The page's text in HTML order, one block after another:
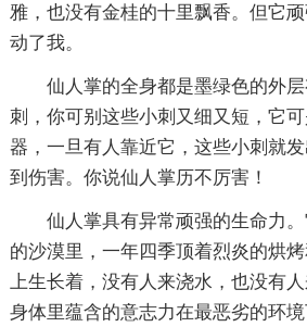
雅，也没有金桂的十里飘香。但它
动了我。
仙人掌的全身都是墨绿色的外
刺，你可别这些小刺又细又短，它
器，一旦有人靠近它，这些小刺就
到伤害。你说仙人掌历不厉害！
仙人掌具有异常顽强的生命力
的沙漠里，一年四季顶着烈炎的烘
上生长着，没有人来浇水，也没有
身体里蕴含的意志力在最恶劣的环